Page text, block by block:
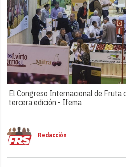
El Congreso Internacional de Fruta
tercera edición - Ifema
Redacción